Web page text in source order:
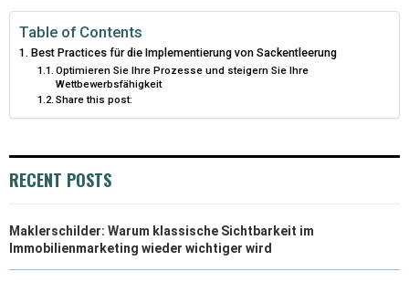
T
E
R
K S N
Table of Contents
Best Practices für die Implementierung von Sackentleerung
Optimieren Sie Ihre Prozesse und steigern Sie Ihre
Wettbewerbsfähigkeit
Share this post:
RECENT POSTS
Maklerschilder: Warum klassische Sichtbarkeit im
Immobilienmarketing wieder wichtiger wird